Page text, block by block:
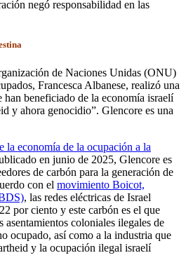
negó responsabilidad en las
de Naciones Unidas (ONU)
Francesca Albanese, realizó una
han beneficiado de la economía israelí
y ahora genocidio”. Glencore es una
la economía de la ocupación a la
en junio de 2025, Glencore es
de carbón para la generación de
con el movimiento Boicot,
, las redes eléctricas de Israel
por ciento y este carbón es el que
asentamientos coloniales ilegales de
ocupado, así como a la industria que
y la ocupación ilegal israelí